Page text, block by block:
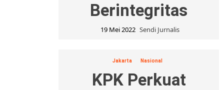
Berintegritas
19 Mei 2022 Sendi Jurnalis
Jakarta Nasional
KPK Perkuat